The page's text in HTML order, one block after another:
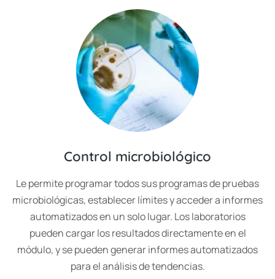
Control microbiológico
Le permite programar todos sus programas de pruebas
microbiológicas, establecer límites y acceder a informes
automatizados en un solo lugar. Los laboratorios
pueden cargar los resultados directamente en el
módulo, y se pueden generar informes automatizados
para el análisis de tendencias.